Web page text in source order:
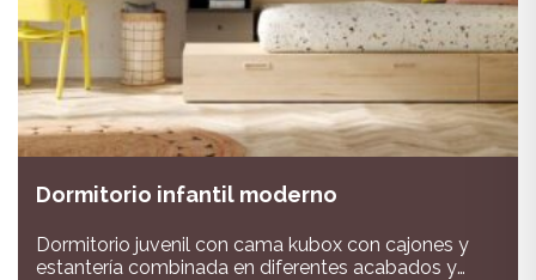
Dormitorio infantil moderno
Dormitorio juvenil con cama kubox con cajones y
estantería combinada en diferentes acabados y